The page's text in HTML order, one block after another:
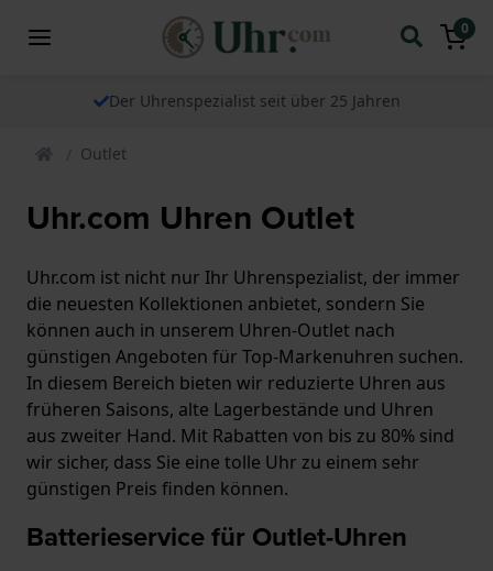
0
Der Uhrenspezialist seit über 25 Jahren
Outlet
Uhr.com Uhren Outlet
Uhr.com ist nicht nur Ihr Uhrenspezialist, der immer
die neuesten Kollektionen anbietet, sondern Sie
können auch in unserem Uhren-Outlet nach
günstigen Angeboten für Top-Markenuhren suchen.
In diesem Bereich bieten wir reduzierte Uhren aus
früheren Saisons, alte Lagerbestände und Uhren
aus zweiter Hand. Mit Rabatten von bis zu 80% sind
wir sicher, dass Sie eine tolle Uhr zu einem sehr
günstigen Preis finden können.
Batterieservice für Outlet-Uhren